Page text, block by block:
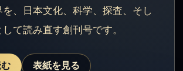
を、日本文化、科学、探査、そし
て読み直す創刊号です。
表紙を見る